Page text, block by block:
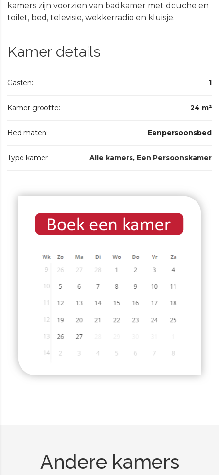
kamers zijn voorzien van badkamer met douche en
toilet, bed, televisie, wekkerradio en kluisje.
Kamer details
Gasten: 1
Kamer grootte: 24 m²
Bed maten: Eenpersoonsbed
Type kamer Alle kamers, Een Persoonskamer
Andere kamers